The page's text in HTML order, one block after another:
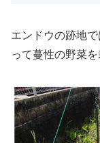
エンドウの跡地
って蔓性の野菜